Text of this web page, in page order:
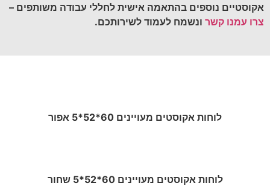
אקוסטיים נוספים בהתאמה אישית לחללי עבודה משותפים –
צרו עמנו קשר ונשמח לעמוד לשירותכם.
לוחות אקוסטים מעויינים 60*52*5 אפור
לוחות אקוסטים מעויינים 60*52*5 שחור